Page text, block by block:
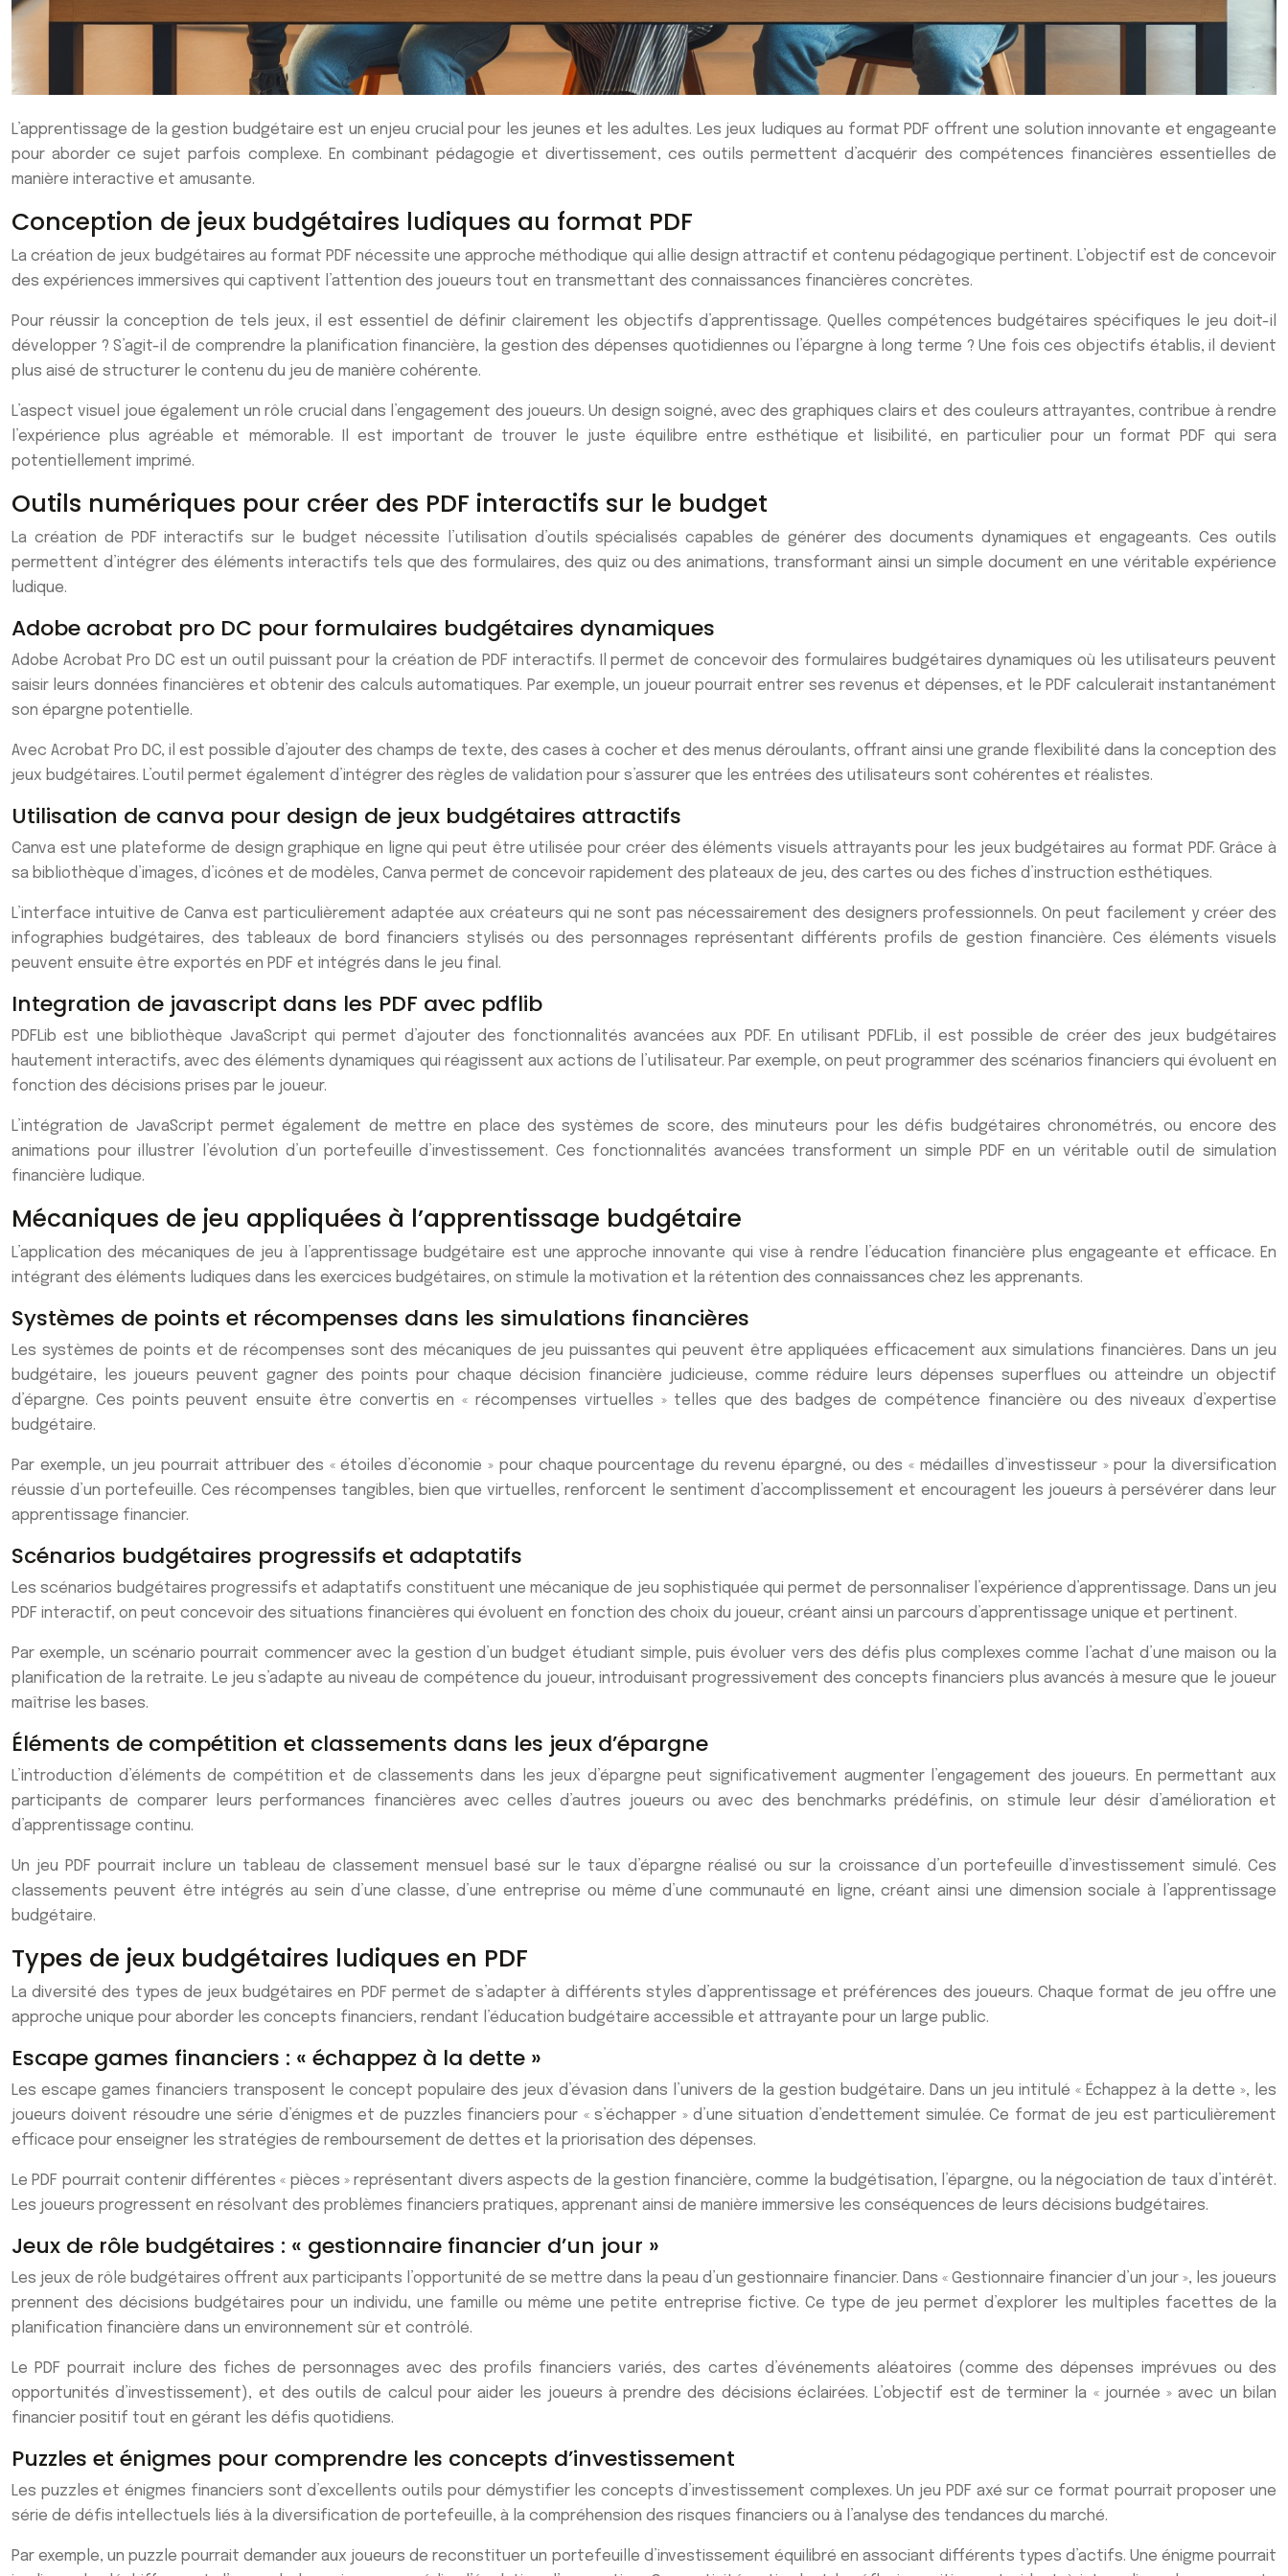
L’apprentissage de la gestion budgétaire est un enjeu crucial pour les jeunes et les adultes. Les jeux ludiques au format PDF offrent une solution innovante et engageante
pour aborder ce sujet parfois complexe. En combinant pédagogie et divertissement, ces outils permettent d’acquérir des compétences financières essentielles de
manière interactive et amusante.
Conception de jeux budgétaires ludiques au format PDF
La création de jeux budgétaires au format PDF nécessite une approche méthodique qui allie design attractif et contenu pédagogique pertinent. L’objectif est de concevoir
des expériences immersives qui captivent l’attention des joueurs tout en transmettant des connaissances financières concrètes.
Pour réussir la conception de tels jeux, il est essentiel de définir clairement les objectifs d’apprentissage. Quelles compétences budgétaires spécifiques le jeu doit-il
développer ? S’agit-il de comprendre la planification financière, la gestion des dépenses quotidiennes ou l’épargne à long terme ? Une fois ces objectifs établis, il devient
plus aisé de structurer le contenu du jeu de manière cohérente.
L’aspect visuel joue également un rôle crucial dans l’engagement des joueurs. Un design soigné, avec des graphiques clairs et des couleurs attrayantes, contribue à rendre
l’expérience plus agréable et mémorable. Il est important de trouver le juste équilibre entre esthétique et lisibilité, en particulier pour un format PDF qui sera
potentiellement imprimé.
Outils numériques pour créer des PDF interactifs sur le budget
La création de PDF interactifs sur le budget nécessite l’utilisation d’outils spécialisés capables de générer des documents dynamiques et engageants. Ces outils
permettent d’intégrer des éléments interactifs tels que des formulaires, des quiz ou des animations, transformant ainsi un simple document en une véritable expérience
ludique.
Adobe acrobat pro DC pour formulaires budgétaires dynamiques
Adobe Acrobat Pro DC est un outil puissant pour la création de PDF interactifs. Il permet de concevoir des formulaires budgétaires dynamiques où les utilisateurs peuvent
saisir leurs données financières et obtenir des calculs automatiques. Par exemple, un joueur pourrait entrer ses revenus et dépenses, et le PDF calculerait instantanément
son épargne potentielle.
Avec Acrobat Pro DC, il est possible d’ajouter des champs de texte, des cases à cocher et des menus déroulants, offrant ainsi une grande flexibilité dans la conception des
jeux budgétaires. L’outil permet également d’intégrer des règles de validation pour s’assurer que les entrées des utilisateurs sont cohérentes et réalistes.
Utilisation de canva pour design de jeux budgétaires attractifs
Canva est une plateforme de design graphique en ligne qui peut être utilisée pour créer des éléments visuels attrayants pour les jeux budgétaires au format PDF. Grâce à
sa bibliothèque d’images, d’icônes et de modèles, Canva permet de concevoir rapidement des plateaux de jeu, des cartes ou des fiches d’instruction esthétiques.
L’interface intuitive de Canva est particulièrement adaptée aux créateurs qui ne sont pas nécessairement des designers professionnels. On peut facilement y créer des
infographies budgétaires, des tableaux de bord financiers stylisés ou des personnages représentant différents profils de gestion financière. Ces éléments visuels
peuvent ensuite être exportés en PDF et intégrés dans le jeu final.
Integration de javascript dans les PDF avec pdflib
PDFLib est une bibliothèque JavaScript qui permet d’ajouter des fonctionnalités avancées aux PDF. En utilisant PDFLib, il est possible de créer des jeux budgétaires
hautement interactifs, avec des éléments dynamiques qui réagissent aux actions de l’utilisateur. Par exemple, on peut programmer des scénarios financiers qui évoluent en
fonction des décisions prises par le joueur.
L’intégration de JavaScript permet également de mettre en place des systèmes de score, des minuteurs pour les défis budgétaires chronométrés, ou encore des
animations pour illustrer l’évolution d’un portefeuille d’investissement. Ces fonctionnalités avancées transforment un simple PDF en un véritable outil de simulation
financière ludique.
Mécaniques de jeu appliquées à l’apprentissage budgétaire
L’application des mécaniques de jeu à l’apprentissage budgétaire est une approche innovante qui vise à rendre l’éducation financière plus engageante et efficace. En
intégrant des éléments ludiques dans les exercices budgétaires, on stimule la motivation et la rétention des connaissances chez les apprenants.
Systèmes de points et récompenses dans les simulations financières
Les systèmes de points et de récompenses sont des mécaniques de jeu puissantes qui peuvent être appliquées efficacement aux simulations financières. Dans un jeu
budgétaire, les joueurs peuvent gagner des points pour chaque décision financière judicieuse, comme réduire leurs dépenses superflues ou atteindre un objectif
d’épargne. Ces points peuvent ensuite être convertis en « récompenses virtuelles » telles que des badges de compétence financière ou des niveaux d’expertise
budgétaire.
Par exemple, un jeu pourrait attribuer des « étoiles d’économie » pour chaque pourcentage du revenu épargné, ou des « médailles d’investisseur » pour la diversification
réussie d’un portefeuille. Ces récompenses tangibles, bien que virtuelles, renforcent le sentiment d’accomplissement et encouragent les joueurs à persévérer dans leur
apprentissage financier.
Scénarios budgétaires progressifs et adaptatifs
Les scénarios budgétaires progressifs et adaptatifs constituent une mécanique de jeu sophistiquée qui permet de personnaliser l’expérience d’apprentissage. Dans un jeu
PDF interactif, on peut concevoir des situations financières qui évoluent en fonction des choix du joueur, créant ainsi un parcours d’apprentissage unique et pertinent.
Par exemple, un scénario pourrait commencer avec la gestion d’un budget étudiant simple, puis évoluer vers des défis plus complexes comme l’achat d’une maison ou la
planification de la retraite. Le jeu s’adapte au niveau de compétence du joueur, introduisant progressivement des concepts financiers plus avancés à mesure que le joueur
maîtrise les bases.
Éléments de compétition et classements dans les jeux d’épargne
L’introduction d’éléments de compétition et de classements dans les jeux d’épargne peut significativement augmenter l’engagement des joueurs. En permettant aux
participants de comparer leurs performances financières avec celles d’autres joueurs ou avec des benchmarks prédéfinis, on stimule leur désir d’amélioration et
d’apprentissage continu.
Un jeu PDF pourrait inclure un tableau de classement mensuel basé sur le taux d’épargne réalisé ou sur la croissance d’un portefeuille d’investissement simulé. Ces
classements peuvent être intégrés au sein d’une classe, d’une entreprise ou même d’une communauté en ligne, créant ainsi une dimension sociale à l’apprentissage
budgétaire.
Types de jeux budgétaires ludiques en PDF
La diversité des types de jeux budgétaires en PDF permet de s’adapter à différents styles d’apprentissage et préférences des joueurs. Chaque format de jeu offre une
approche unique pour aborder les concepts financiers, rendant l’éducation budgétaire accessible et attrayante pour un large public.
Escape games financiers : « échappez à la dette »
Les escape games financiers transposent le concept populaire des jeux d’évasion dans l’univers de la gestion budgétaire. Dans un jeu intitulé « Échappez à la dette », les
joueurs doivent résoudre une série d’énigmes et de puzzles financiers pour « s’échapper » d’une situation d’endettement simulée. Ce format de jeu est particulièrement
efficace pour enseigner les stratégies de remboursement de dettes et la priorisation des dépenses.
Le PDF pourrait contenir différentes « pièces » représentant divers aspects de la gestion financière, comme la budgétisation, l’épargne, ou la négociation de taux d’intérêt.
Les joueurs progressent en résolvant des problèmes financiers pratiques, apprenant ainsi de manière immersive les conséquences de leurs décisions budgétaires.
Jeux de rôle budgétaires : « gestionnaire financier d’un jour »
Les jeux de rôle budgétaires offrent aux participants l’opportunité de se mettre dans la peau d’un gestionnaire financier. Dans « Gestionnaire financier d’un jour », les joueurs
prennent des décisions budgétaires pour un individu, une famille ou même une petite entreprise fictive. Ce type de jeu permet d’explorer les multiples facettes de la
planification financière dans un environnement sûr et contrôlé.
Le PDF pourrait inclure des fiches de personnages avec des profils financiers variés, des cartes d’événements aléatoires (comme des dépenses imprévues ou des
opportunités d’investissement), et des outils de calcul pour aider les joueurs à prendre des décisions éclairées. L’objectif est de terminer la « journée » avec un bilan
financier positif tout en gérant les défis quotidiens.
Puzzles et énigmes pour comprendre les concepts d’investissement
Les puzzles et énigmes financiers sont d’excellents outils pour démystifier les concepts d’investissement complexes. Un jeu PDF axé sur ce format pourrait proposer une
série de défis intellectuels liés à la diversification de portefeuille, à la compréhension des risques financiers ou à l’analyse des tendances du marché.
Par exemple, un puzzle pourrait demander aux joueurs de reconstituer un portefeuille d’investissement équilibré en associant différents types d’actifs. Une énigme pourrait